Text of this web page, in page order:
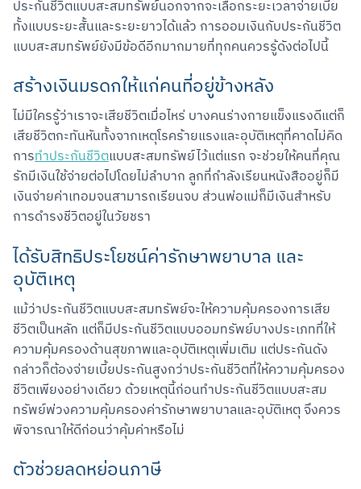
ประกันชีวิตแบบสะสมทรัพย์นอกจากจะเลือกระยะเวลาจ่ายเบี้ย
ทั้งแบบระยะสั้นและระยะยาวได้แล้ว การออมเงินกับประกันชีวิต
แบบสะสมทรัพย์ยังมีข้อดีอีกมากมายที่ทุกคนควรรู้ดังต่อไปนี้
สร้างเงินมรดกให้แก่คนที่อยู่ข้างหลัง
ไม่มีใครรู้ว่าเราจะเสียชีวิตเมื่อไหร่ บางคนร่างกายแข็งแรงดีแต่ก็
เสียชีวิตกะทันหันทั้งจากเหตุโรคร้ายแรงและอุบัติเหตุที่คาดไม่คิด
การทำประกันชีวิตแบบสะสมทรัพย์ไว้แต่แรก จะช่วยให้คนที่คุณ
รักมีเงินใช้จ่ายต่อไปโดยไม่ลำบาก ลูกที่กำลังเรียนหนังสืออยู่ก็มี
เงินจ่ายค่าเทอมจนสามารถเรียนจบ ส่วนพ่อแม่ก็มีเงินสำหรับ
การดำรงชีวิตอยู่ในวัยชรา
ได้รับสิทธิประโยชน์ค่ารักษาพยาบาล และ
อุบัติเหตุ
แม้ว่าประกันชีวิตแบบสะสมทรัพย์จะให้ความคุ้มครองการเสีย
ชีวิตเป็นหลัก แต่ก็มีประกันชีวิตแบบออมทรัพย์บางประเภทที่ให้
ความคุ้มครองด้านสุขภาพและอุบัติเหตุเพิ่มเติม แต่ประกันดัง
กล่าวก็ต้องจ่ายเบี้ยประกันสูงกว่าประกันชีวิตที่ให้ความคุ้มครอง
ชีวิตเพียงอย่างเดียว ด้วยเหตุนี้ก่อนทำประกันชีวิตแบบสะสม
ทรัพย์พ่วงความคุ้มครองค่ารักษาพยาบาลและอุบัติเหตุ จึงควร
พิจารณาให้ดีก่อนว่าคุ้มค่าหรือไม่
ตัวช่วยลดหย่อนภาษี